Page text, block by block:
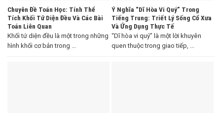
Chuyên Đề Toán Học: Tính Thể
Tích Khối Tứ Diện Đều Và Các Bài
Toán Liên Quan
Khối tứ diện đều là một trong những
hình khối cơ bản trong ...
Ý Nghĩa “Dĩ Hòa Vi Quý” Trong
Tiếng Trung: Triết Lý Sống Cổ Xưa
Và Ứng Dụng Thực Tế
“Dĩ hòa vi quý” là một lời khuyên
quen thuộc trong giao tiếp, ...